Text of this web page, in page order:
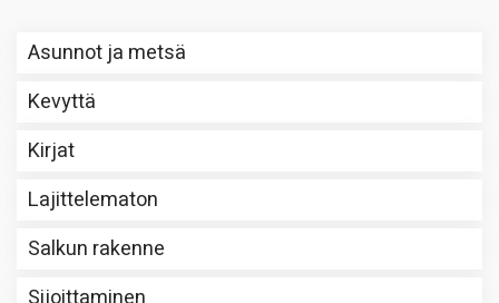
Asunnot ja metsä
Kevyttä
Kirjat
Lajittelematon
Salkun rakenne